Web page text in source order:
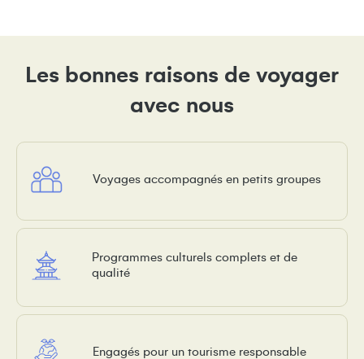
Les bonnes raisons de voyager
avec nous
Voyages accompagnés en petits groupes
Programmes culturels complets et de
qualité
Engagés pour un tourisme responsable